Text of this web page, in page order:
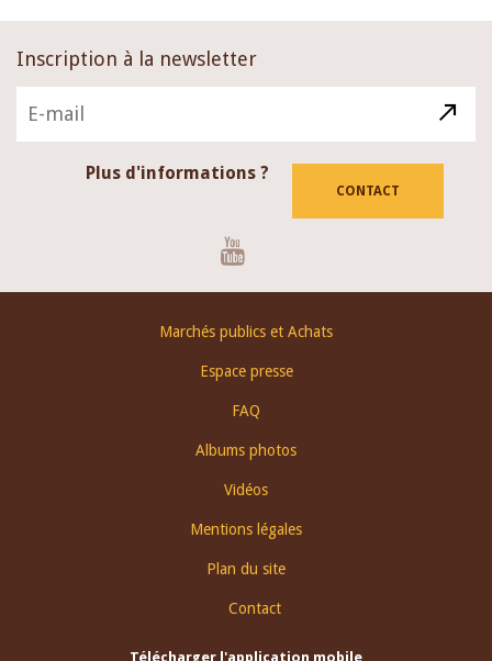
Inscription à la newsletter
Plus d'informations ?
CONTACT
Marchés publics et Achats
Espace presse
FAQ
Albums photos
Vidéos
Mentions légales
Plan du site
Contact
Télécharger l'application mobile